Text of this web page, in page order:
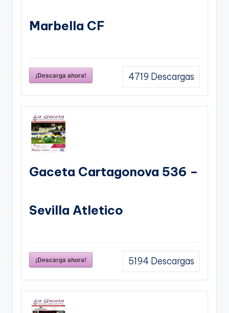
Marbella CF
¡Descarga ahora! 4719 Descargas
Gaceta Cartagonova 536 –
Sevilla Atletico
¡Descarga ahora! 5194 Descargas